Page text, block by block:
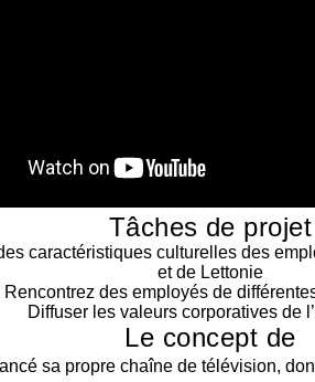
Tâches de projet
caractéristiques culturelles des
et de Lettonie
Rencontrez des employés de
Diffuser les valeurs corporatives de
Le concept de
sa propre chaîne de télévision,